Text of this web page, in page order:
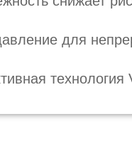
для
технология